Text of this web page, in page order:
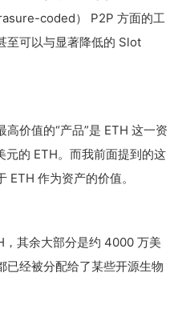
coded） P2P 方面的工
至可以与显著降低的 Slot
价值的“产品”是 ETH 这一资
的 ETH。而我前面提到的这
ETH 作为资产的价值。
其余大部分是约 4000 万美
已经被分配给了某些开源生物